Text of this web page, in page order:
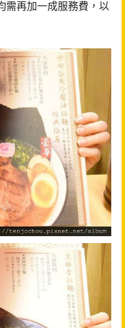
需再加一成服務費，以